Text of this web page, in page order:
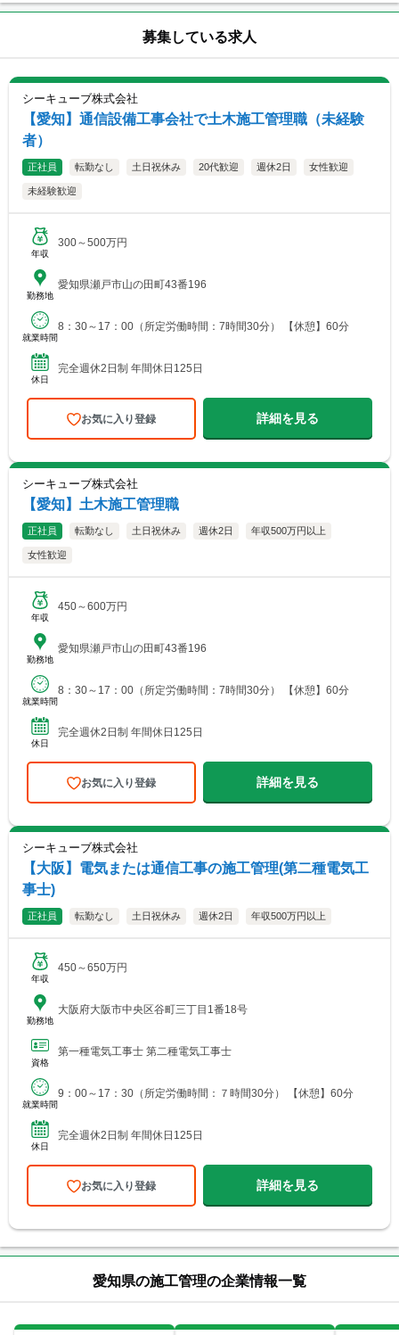
募集している求人
シーキューブ株式会社
【愛知】通信設備工事会社で土木施工管理職（未経験
者）
正社員 転勤なし 土日祝休み 20代歓迎 週休2日 女性歓迎
未経験歓迎
年収
300～500万円
勤務地
愛知県瀬戸市山の田町43番196
就業時間
8：30～17：00（所定労働時間：7時間30分） 【休憩】60分
休日
完全週休2日制 年間休日125日
お気に入り登録 詳細を見る
シーキューブ株式会社
【愛知】土木施工管理職
正社員 転勤なし 土日祝休み 週休2日 年収500万円以上
女性歓迎
年収
450～600万円
勤務地
愛知県瀬戸市山の田町43番196
就業時間
8：30～17：00（所定労働時間：7時間30分） 【休憩】60分
休日
完全週休2日制 年間休日125日
お気に入り登録 詳細を見る
シーキューブ株式会社
【大阪】電気または通信工事の施工管理(第二種電気工
事士)
正社員 転勤なし 土日祝休み 週休2日 年収500万円以上
年収
450～650万円
勤務地
大阪府大阪市中央区谷町三丁目1番18号
資格
第一種電気工事士 第二種電気工事士
就業時間
9：00～17：30（所定労働時間：７時間30分） 【休憩】60分
休日
完全週休2日制 年間休日125日
お気に入り登録 詳細を見る
愛知県の施工管理の企業情報一覧